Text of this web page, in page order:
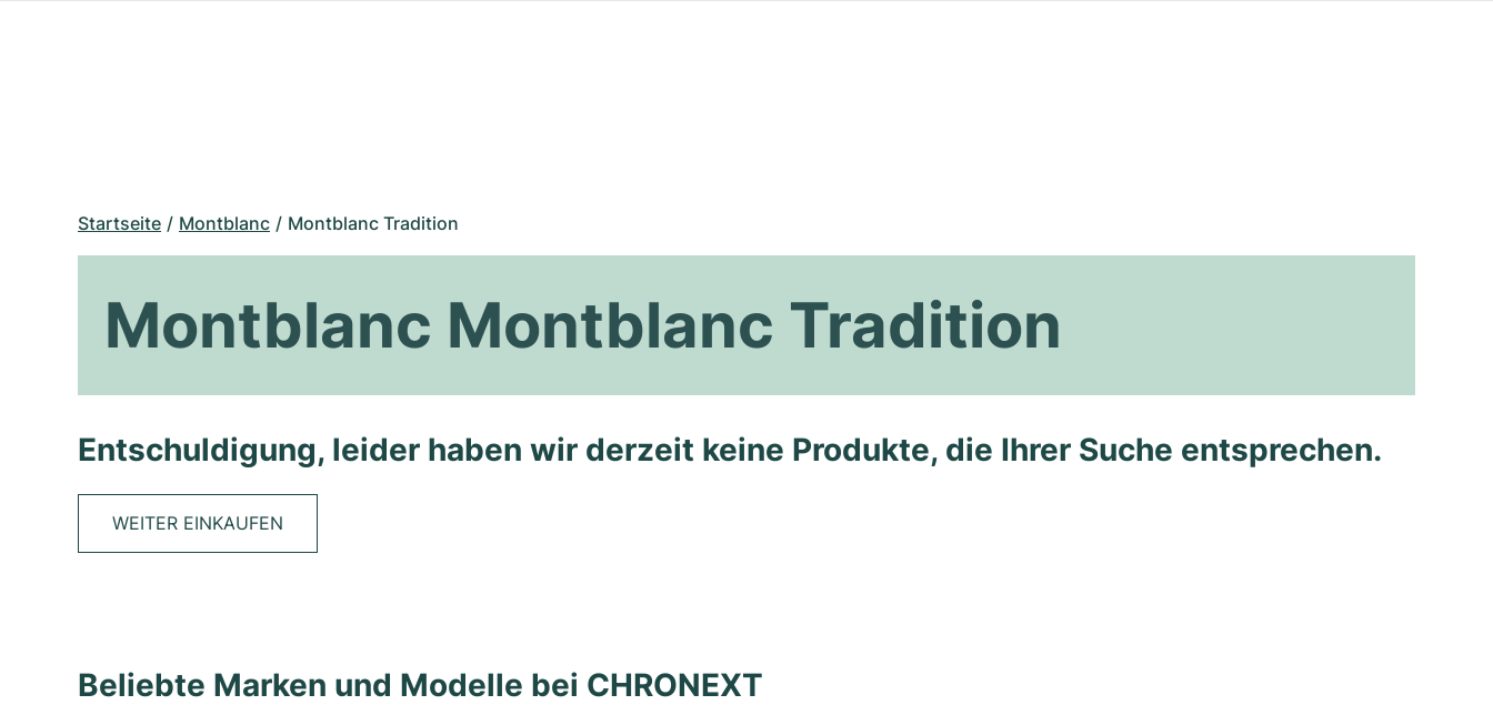
Startseite Montblanc Montblanc Tradition
Montblanc Montblanc Tradition
Entschuldigung, leider haben wir derzeit keine Produkte, die Ihrer Suche entsprechen.
WEITER EINKAUFEN
Beliebte Marken und Modelle bei CHRONEXT